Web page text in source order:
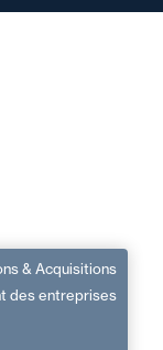
& Acquisitions
des entreprises
de Mission